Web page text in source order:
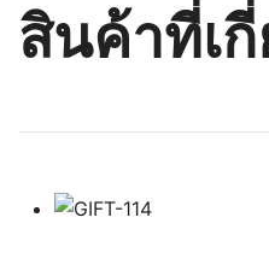
สินค้าที่เ